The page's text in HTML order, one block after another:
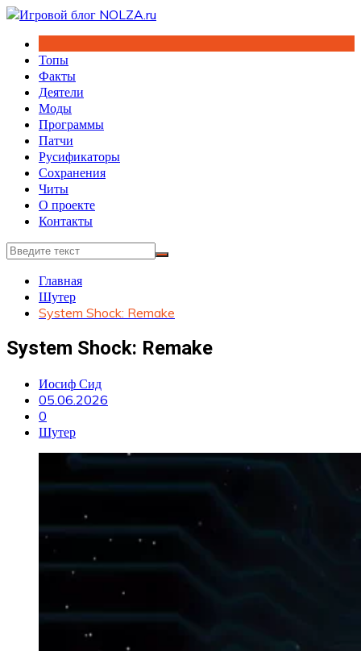
Перейти
содержимому
Топы
Факты
Деятели
Моды
Программы
Патчи
Русификаторы
Сохранения
Читы
О проекте
Контакты
Главная
Шутер
System Shock: Remake
System Shock: Remake
Иосиф Сид
05.06.2026
0
Шутер